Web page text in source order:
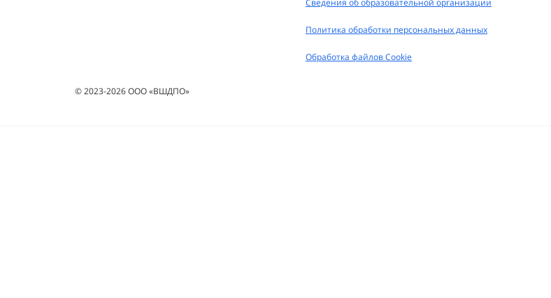
Сведения об образовательной организации
Политика обработки персональных данных
Обработка файлов Cookie
© 2023-2026 ООО «ВШДПО»